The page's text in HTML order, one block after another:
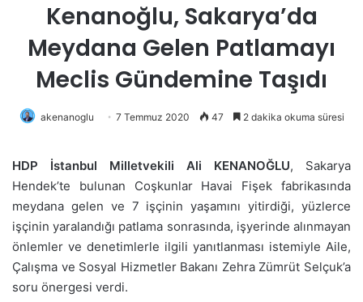
Kenanoğlu, Sakarya’da
Meydana Gelen Patlamayı
Meclis Gündemine Taşıdı
akenanoglu 7 Temmuz 2020 47 2 dakika okuma süresi
HDP İstanbul Milletvekili Ali KENANOĞLU, Sakarya
Hendek’te bulunan Coşkunlar Havai Fişek fabrikasında
meydana gelen ve 7 işçinin yaşamını yitirdiği, yüzlerce
işçinin yaralandığı patlama sonrasında, işyerinde alınmayan
önlemler ve denetimlerle ilgili yanıtlanması istemiyle Aile,
Çalışma ve Sosyal Hizmetler Bakanı Zehra Zümrüt Selçuk’a
soru önergesi verdi.